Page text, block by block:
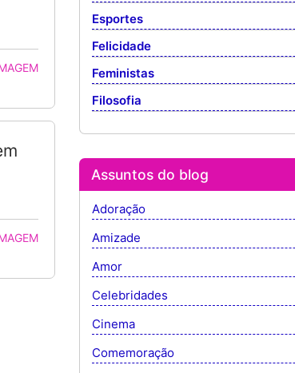
Esportes
Felicidade
Feministas
Filosofia
Assuntos do blog
Adoração
Amizade
Amor
Celebridades
Cinema
Comemoração